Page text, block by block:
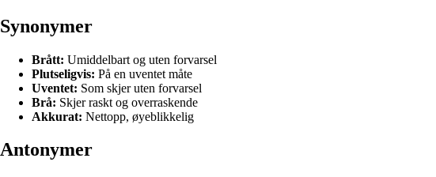
Synonymer
Brått: Umiddelbart og uten forvarsel
Plutseligvis: På en uventet måte
Uventet: Som skjer uten forvarsel
Brå: Skjer raskt og overraskende
Akkurat: Nettopp, øyeblikkelig
Antonymer